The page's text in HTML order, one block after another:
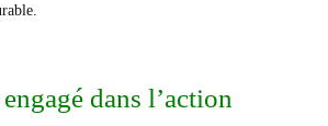
dans l’action